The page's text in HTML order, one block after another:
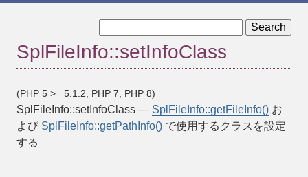
SplFileInfo::setInfoClass
(PHP 5 >= 5.1.2, PHP 7, PHP 8)
SplFileInfo::setInfoClass — SplFileInfo::getFileInfo() お
よび SplFileInfo::getPathInfo() で使用するクラスを設定
する